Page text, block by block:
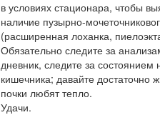
в условиях стационара, чтобы
наличие пузырно-
(расширенная лоханка,
Обязательно следите за
дневник, следите за
кишечника; давайте достаточно
почки любят тепло.
Удачи.